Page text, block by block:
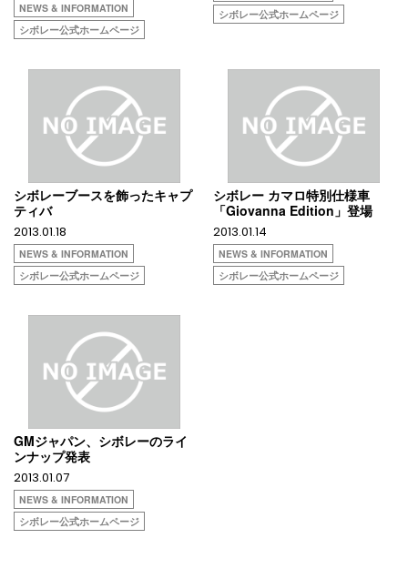
NEWS & INFORMATION
シボレー公式ホームページ
シボレー公式ホームページ
シボレーブースを飾ったキャプ
ティバ
2013.01.18
NEWS & INFORMATION
シボレー公式ホームページ
シボレー カマロ特別仕様車
「Giovanna Edition」登場
2013.01.14
NEWS & INFORMATION
シボレー公式ホームページ
GMジャパン、シボレーのライ
ンナップ発表
2013.01.07
NEWS & INFORMATION
シボレー公式ホームページ